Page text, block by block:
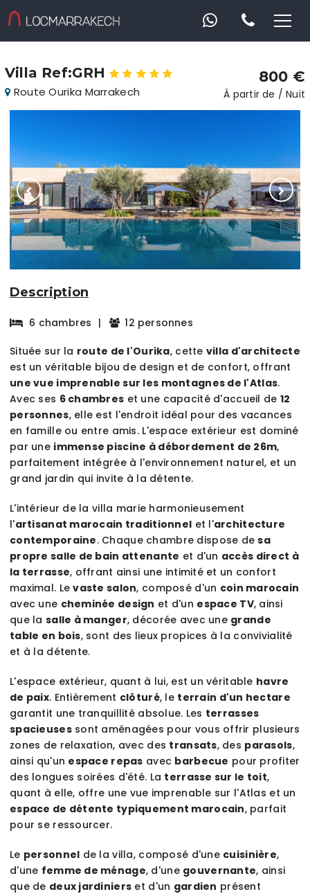
Villa Ref:GRH
Route Ourika Marrakech
800 €
À partir de / Nuit
Description
6 chambres | 12 personnes
Située sur la route de l'Ourika, cette villa d'architecte
est un véritable bijou de design et de confort, offrant
une vue imprenable sur les montagnes de l'Atlas.
Avec ses 6 chambres et une capacité d'accueil de 12
personnes, elle est l'endroit idéal pour des vacances
en famille ou entre amis. L'espace extérieur est dominé
par une immense piscine à débordement de 26m,
parfaitement intégrée à l'environnement naturel, et un
grand jardin qui invite à la détente.
L'intérieur de la villa marie harmonieusement
l'artisanat marocain traditionnel et l'architecture
contemporaine. Chaque chambre dispose desa
propre salle de bain attenante et d'un accès direct à
la terrasse, offrant ainsi une intimité et un confort
maximal. Levaste salon, composé d'un coin marocain
avec une cheminée design et d'un espace TV, ainsi
que la salle à manger, décorée avec une grande
table en bois, sont des lieux propices à la convivialité
et à la détente.
L'espace extérieur, quant à lui, est un véritable havre
de paix. Entièrement clôturé, le terrain d'un hectare
garantit une tranquillité absolue. Les terrasses
spacieusessont aménagées pour vous offrir plusieurs
zones de relaxation, avec des transats, des parasols,
ainsi qu'un espace repas avec barbecue pour profiter
des longues soirées d'été. La terrasse sur le toit,
quant à elle, offre une vue imprenable sur l'Atlas et un
espace de détente typiquement marocain, parfait
pour se ressourcer.
Le personnel de la villa, composé d'une cuisinière,
d'une femme de ménage, d'une gouvernante, ainsi
que de deux jardiniers et d'un gardien présent